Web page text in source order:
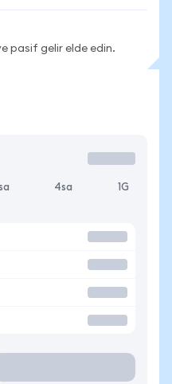
pasif gelir elde edin.
4sa 1G